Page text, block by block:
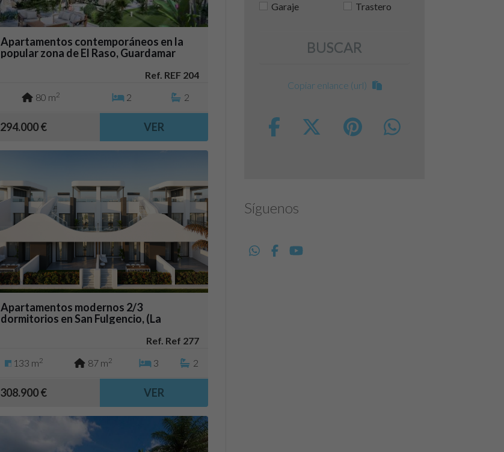
Apartamentos contemporáneos en la
popular zona de El Raso, Guardamar
Ref. REF 204
80 m2 2 2
294.000 € VER
Apartamentos modernos 2/3
dormitorios en San Fulgencio, (La
Ref. Ref 277
133 m2 87 m2 3 2
308.900 € VER
Garaje Trastero
BUSCAR
Copiar enlance (url)
Síguenos